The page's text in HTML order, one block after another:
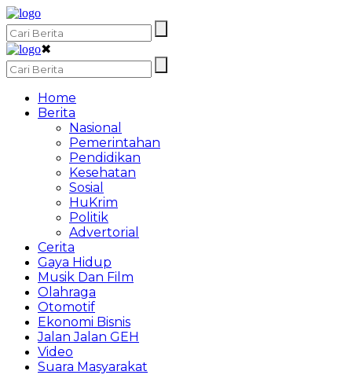
✖
Home
Berita
Nasional
Pemerintahan
Pendidikan
Kesehatan
Sosial
HuKrim
Politik
Advertorial
Cerita
Gaya Hidup
Musik Dan Film
Olahraga
Otomotif
Ekonomi Bisnis
Jalan Jalan GEH
Video
Suara Masyarakat